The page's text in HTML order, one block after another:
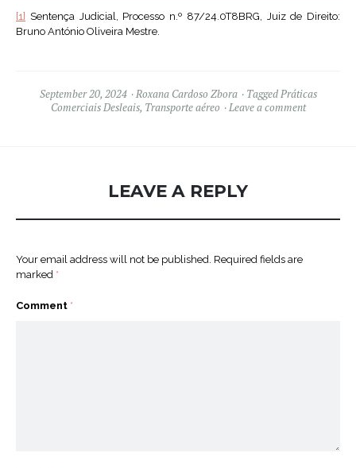
[1] Sentença Judicial, Processo n.º 87/24.0T8BRG, Juiz de Direito:
Bruno António Oliveira Mestre.
September 20, 2024 Roxana Cardoso Zbora TaggedPráticas
Comerciais Desleais, Transporte aéreo Leave a comment
LEAVE A REPLY
Your email address will not be published. Required fields are
marked *
Comment *